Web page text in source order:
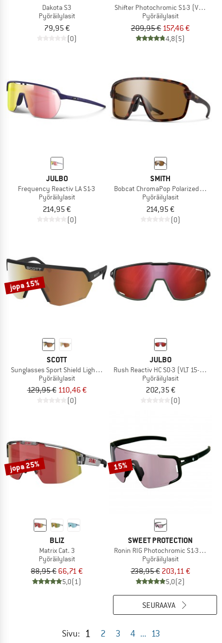
Dakota S3
Pyöräilylasit
79,95 €
(0)
Shifter Photochromic S1-3 (VLT 62-
Pyöräilylasit
209,95 € 157,46 €
4,8(5)
JULBO
Frequency Reactiv LA S1-3
Pyöräilylasit
214,95 €
(0)
SMITH
Bobcat ChromaPop Polarized S3
Pyöräilylasit
214,95 €
(0)
jopa 15%
SCOTT
Sunglasses Sport Shield Light Senisitive S1-3
Pyöräilylasit
129,95 € 110,46 €
(0)
JULBO
Rush Reactiv HC S0-3 (VLT 15-87%)
Pyöräilylasit
202,35 €
(0)
jopa 25%
BLIZ
Matrix Cat. 3
Pyöräilylasit
88,95 € 66,71 €
5,0(1)
15%
SWEET PROTECTION
Ronin RIG Photochromic S1-3 (VLT
Pyöräilylasit
238,95 € 203,11 €
5,0(2)
Sivu: 1 2 3 4 ... 13
SEURAAVA